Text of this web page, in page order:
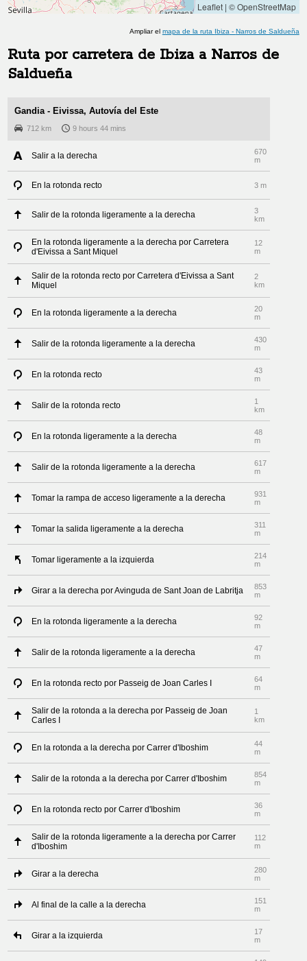
Leaflet| © OpenStreetMap
Ampliar el mapa de la ruta Ibiza - Narros de Saldueña
Ruta por carretera de Ibizaa Narros de
Saldueña
Gandia - Eivissa, Autovía del Este
712 km 9 hours 44 mins
Salir a la derecha
670
m
En la rotonda recto 3 m
Salir de la rotonda ligeramente a la derecha
3
km
En la rotonda ligeramente a la derecha por Carretera
d'Eivissa a Sant Miquel
12
m
Salir de la rotonda recto por Carretera d'Eivissa a Sant
Miquel
2
km
En la rotonda ligeramente a la derecha
20
m
Salir de la rotonda ligeramente a la derecha
430
m
En la rotonda recto
43
m
Salir de la rotonda recto
1
km
En la rotonda ligeramente a la derecha
48
m
Salir de la rotonda ligeramente a la derecha
617
m
Tomar la rampa de acceso ligeramente a la derecha
931
m
Tomar la salida ligeramente a la derecha
311
m
Tomar ligeramente a la izquierda
214
m
Girar a la derecha por Avinguda de Sant Joan de Labritja
853
m
En la rotonda ligeramente a la derecha
92
m
Salir de la rotonda ligeramente a la derecha
47
m
En la rotonda recto por Passeig de Joan Carles I
64
m
Salir de la rotonda a la derecha por Passeig de Joan
Carles I
1
km
En la rotonda a la derecha por Carrer d'Iboshim
44
m
Salir de la rotonda a la derecha por Carrer d'Iboshim
854
m
En la rotonda recto por Carrer d'Iboshim
36
m
Salir de la rotonda ligeramente a la derecha por Carrer
d'Iboshim
112
m
Girar a la derecha
280
m
Al final de la calle a la derecha
151
m
Girar a la izquierda
17
m